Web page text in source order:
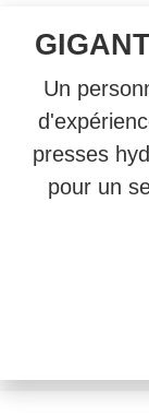
Un
presses
pour un